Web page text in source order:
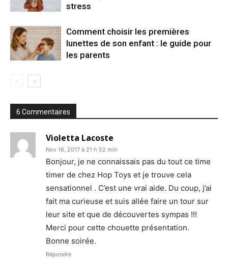
stress
Comment choisir les premières
lunettes de son enfant : le guide pour
les parents
6 Commentaires
Violetta Lacoste
Nov 16, 2017 à 21 h 52 min
Bonjour, je ne connaissais pas du tout ce time
timer de chez Hop Toys et je trouve cela
sensationnel . C’est une vrai aide. Du coup, j’ai
fait ma curieuse et suis allée faire un tour sur
leur site et que de découvertes sympas !!!
Merci pour cette chouette présentation.
Bonne soirée.
Répondre